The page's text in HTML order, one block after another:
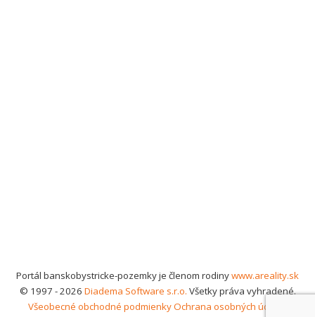
Portál banskobystricke-pozemky je členom rodinywww.areality.sk
© 1997 - 2026 Diadema Software s.r.o. Všetky práva vyhradené.
Všeobecné obchodné podmienkyOchrana osobných údajov